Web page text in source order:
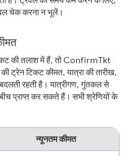
चेक करना न भूलें।
की तलाश में हैं, तो ConfirmTkt
ट्रेन टिकट कीमत, यात्रा की तारीख,
रहती है। यात्रीगण, गुंतकल से
प्राप्त कर सकते हैं। सभी श्रेणियों के
न्यूनतम कीमत